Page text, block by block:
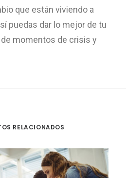
que están viviendo a
puedas dar lo mejor de tu
momentos de crisis y
RELACIONADOS